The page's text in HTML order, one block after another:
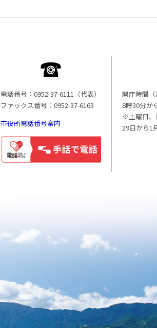
電話番号：0952-37-6111（代表）
ファックス番号：0952-37-6163
市役所電話番号案内
開庁時間（
8時30分か
※土曜日、
29日から1